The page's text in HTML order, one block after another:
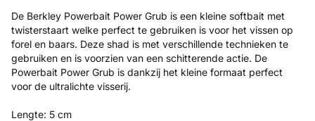
De Berkley Powerbait Power Grub is een kleine softbait met
twisterstaart welke perfect te gebruiken is voor het vissen op
forel en baars. Deze shad is met verschillende technieken te
gebruiken en is voorzien van een schitterende actie. De
Powerbait Power Grub is dankzij het kleine formaat perfect
voor de ultralichte visserij.
Lengte: 5 cm